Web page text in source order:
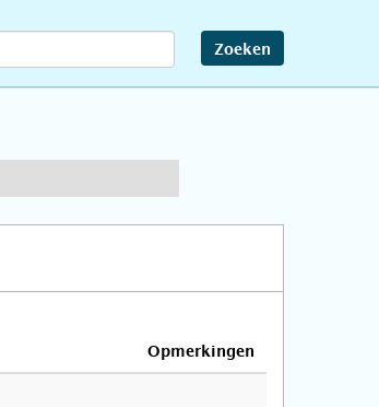
Zoeken
Opmerkingen